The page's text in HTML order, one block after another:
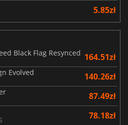
5.85zł
Black Flag Resynced 164.51zł
Evolved 140.26zł
87.49zł
78.18zł